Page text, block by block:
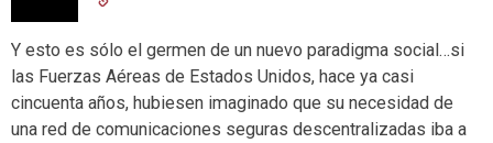
Y esto es sólo el germen de un nuevo paradigma social…si
las Fuerzas Aéreas de Estados Unidos, hace ya casi
cincuenta años, hubiesen imaginado que su necesidad de
una red de comunicaciones seguras descentralizadas iba a